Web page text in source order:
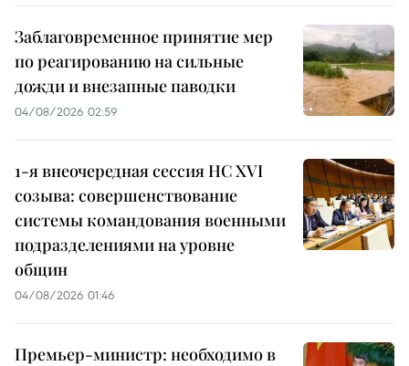
Заблаговременное принятие мер
по реагированию на сильные
дожди и внезапные паводки
04/08/2026 02:59
1-я внеочередная сессия НС XVI
созыва: совершенствование
системы командования военными
подразделениями на уровне
общин
04/08/2026 01:46
Премьер-министр: необходимо в